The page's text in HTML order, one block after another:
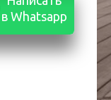
в Whatsapp